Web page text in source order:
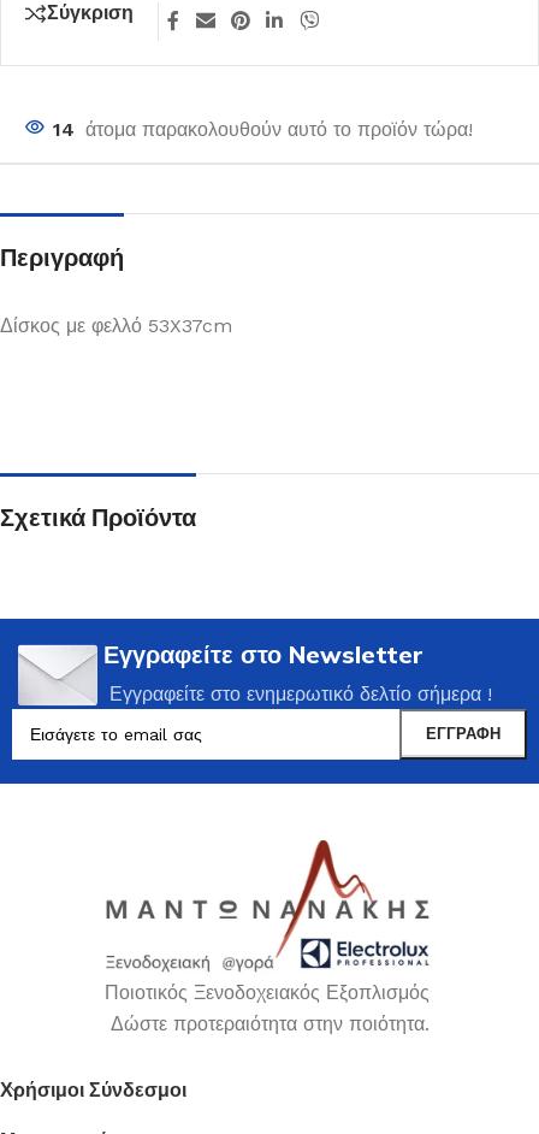
Σύγκριση
14 άτομα παρακολουθούν αυτό το προϊόν τώρα!
Περιγραφή
Δίσκος με φελλό 53X37cm
Σχετικά Προϊόντα
Εγγραφείτε στο Newsletter
Εγγραφείτε στο ενημερωτικό δελτίο σήμερα !
Ποιοτικός Ξενοδοχειακός Εξοπλισμός
Δώστε προτεραιότητα στην ποιότητα.
Χρήσιμοι Σύνδεσμοι